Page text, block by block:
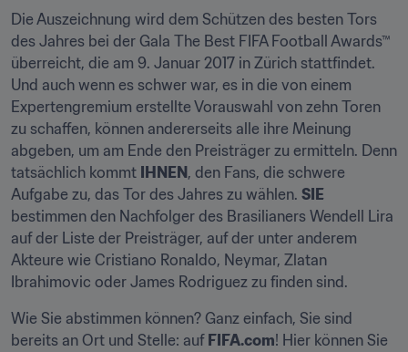
Die Auszeichnung wird dem Schützen des besten Tors
des Jahres bei der Gala The Best FIFA Football Awards™
überreicht, die am 9. Januar 2017 in Zürich stattfindet.
Und auch wenn es schwer war, es in die von einem
Expertengremium erstellte Vorauswahl von zehn Toren
zu schaffen, können andererseits alle ihre Meinung
abgeben, um am Ende den Preisträger zu ermitteln. Denn
tatsächlich kommt
IHNEN , den Fans, die schwere
Aufgabe zu, das Tor des Jahres zu wählen. SIE
bestimmen den Nachfolger des Brasilianers Wendell Lira
auf der Liste der Preisträger, auf der unter anderem
Akteure wie Cristiano Ronaldo, Neymar, Zlatan
Ibrahimovic oder James Rodriguez zu finden sind.
Wie Sie abstimmen können? Ganz einfach, Sie sind
bereits an Ort und Stelle: auf FIFA.com! Hier können Sie